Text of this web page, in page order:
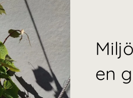
en